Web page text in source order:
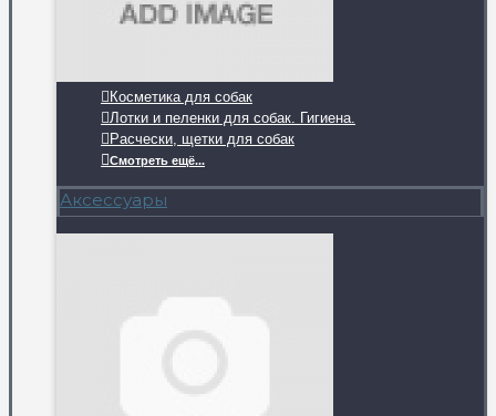
Косметика для собак
Лотки и пеленки для собак. Гигиена.
Расчески, щетки для собак
Смотреть ещё...
Аксессуары